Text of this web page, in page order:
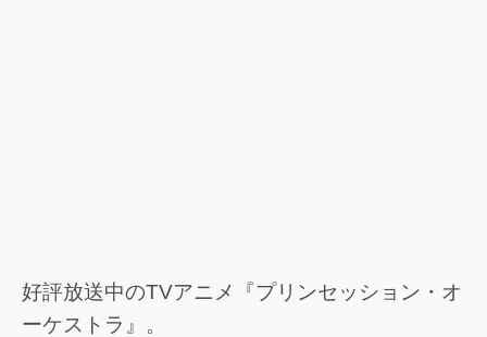
好評放送中のTVアニメ『プリンセッション・オ
ーケストラ』。